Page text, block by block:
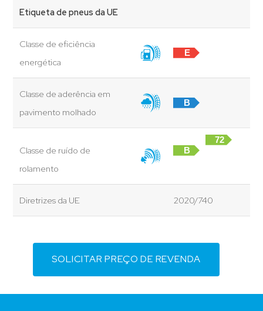
Etiqueta de pneus da UE
Classe de eficiência
energética
E
Classe de aderência em
pavimento molhado
B
Classe de ruído de
rolamento
B
72
Diretrizes da UE 2020/740
SOLICITAR PREÇO DE REVENDA